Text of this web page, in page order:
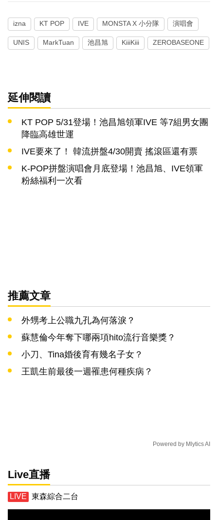
izna KT POP IVE MONSTA X 小分隊 演唱會
UNIS MarkTuan 池昌旭 KiiiKiii ZEROBASEONE
延伸閱讀
KT POP 5/31登場！池昌旭領軍IVE 等7組男女團
降臨高雄世運
IVE要來了！ 韓流拼盤4/30開賣 搖滾區還有票
K-POP拼盤演唱會月底登場！池昌旭、IVE領軍
粉絲福利一次看
推薦文章
外甥考上公職九孔為何落淚？
蘇慧倫今年奪下哪兩項hito流行音樂獎？
小刀、Tina婚後育有幾名子女？
王凱生前最後一週罹患何種疾病？
Powered by Mlytics AI
Live直播
東森綜合二台